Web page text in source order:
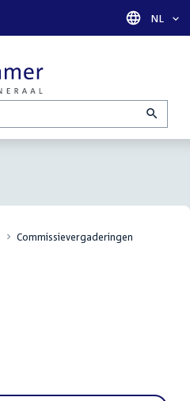
Taal
NL
Commissievergaderingen